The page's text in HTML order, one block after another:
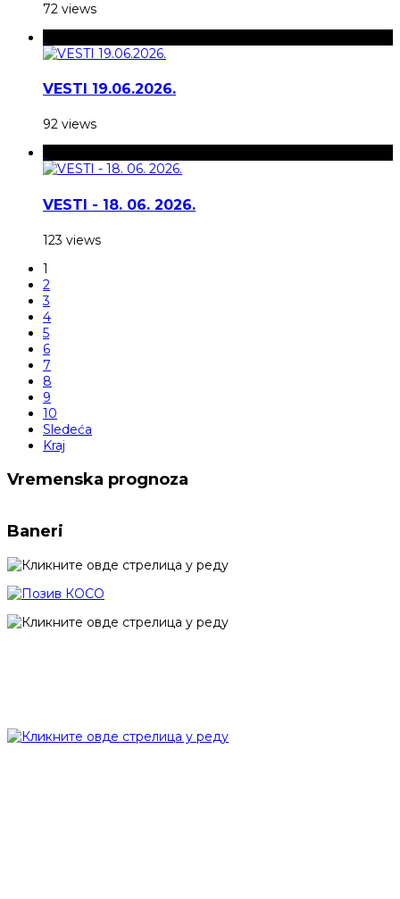
72 views
VESTI 19.06.2026.
92 views
VESTI - 18. 06. 2026.
123 views
1
2
3
4
5
6
7
8
9
10
Sledeća
Kraj
Vremenska prognoza
Baneri